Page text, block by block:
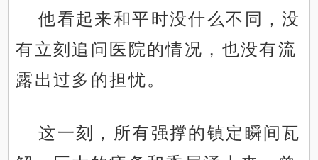
他看起来和平时没什么不同，没
有立刻追问医院的情况，也没有流
露出过多的担忧。
这一刻，所有强撑的镇定瞬间瓦